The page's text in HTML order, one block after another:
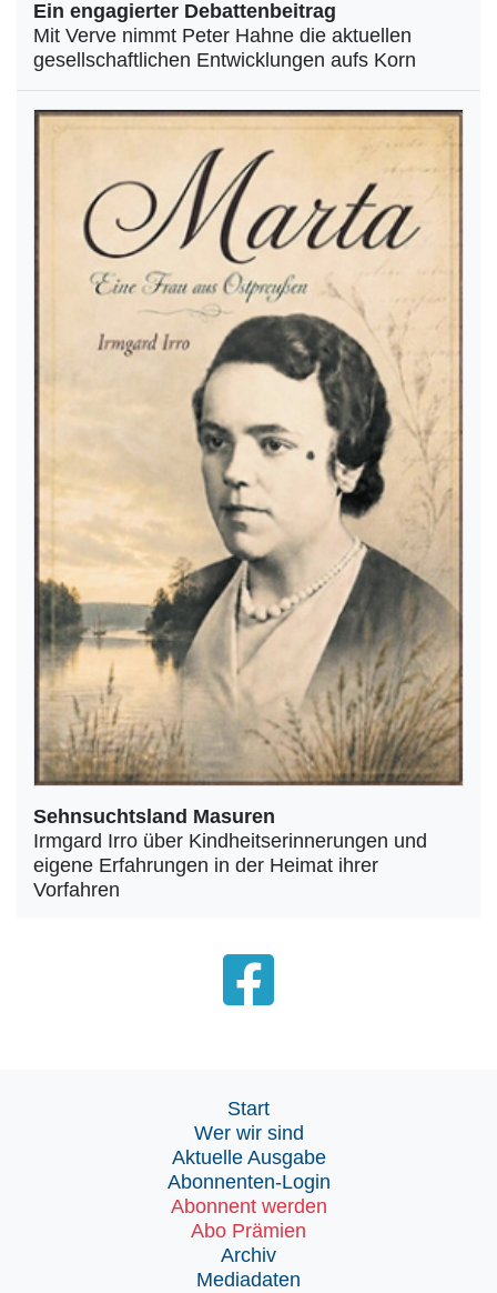
Ein engagierter Debattenbeitrag
Mit Verve nimmt Peter Hahne die aktuellen
gesellschaftlichen Entwicklungen aufs Korn
Sehnsuchtsland Masuren
Irmgard Irro über Kindheitserinnerungen und
eigene Erfahrungen in der Heimat ihrer
Vorfahren
Start
Wer wir sind
Aktuelle Ausgabe
Abonnenten-Login
Abonnent werden
Abo Prämien
Archiv
Mediadaten